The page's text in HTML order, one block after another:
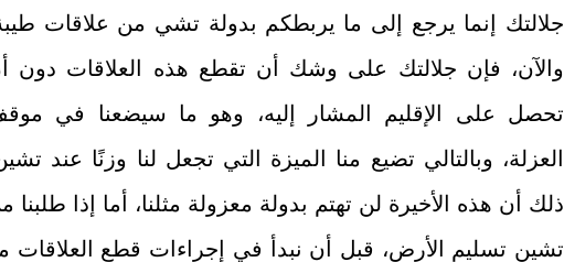
جلالتك إنما يرجع إلى ما يربطكم بدولة تشي من علاقات
والآن، فإن جلالتك على وشك أن تقطع هذه العلاقات دون
تحصل على الإقليم المشار إليه، وهو ما سيضعنا في
العزلة، وبالتالي تضيع منا الميزة التي تجعل لنا وزنًا عند
ذلك أن هذه الأخيرة لن تهتم بدولة معزولة مثلنا، أما إذا طلبنا
تشين تسليم الأرض، قبل أن نبدأ في إجراءات قطع العلاقات